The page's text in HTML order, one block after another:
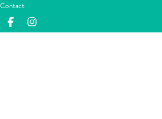
Contact
Deel op facebook
Deel op Instagram